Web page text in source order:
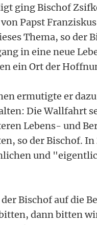
ging Bischof
Papst
Thema, so der
in eine neue
ein Ort der
ermutigte er
Die Wallfahrt
Lebens- und
so der Bischof. In
und
Bischof auf die
dann bitten